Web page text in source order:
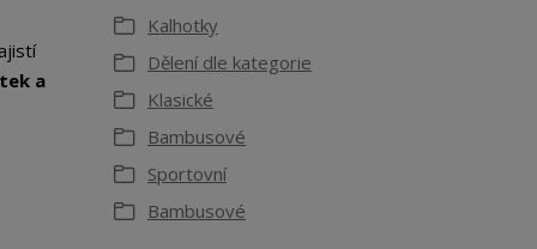
a
Kalhotky
Dělení dle kategorie
Klasické
Bambusové
Sportovní
Bambusové